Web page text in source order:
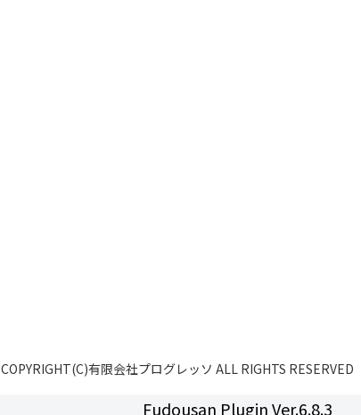
COPYRIGHT(C)有限会社プログレッソ ALL RIGHTS RESERVED
Fudousan Plugin Ver.6.8.3